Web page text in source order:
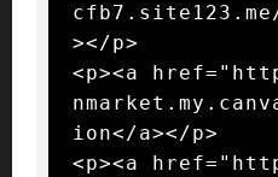
></p>
<p><a
ion</a></p>
<p><a